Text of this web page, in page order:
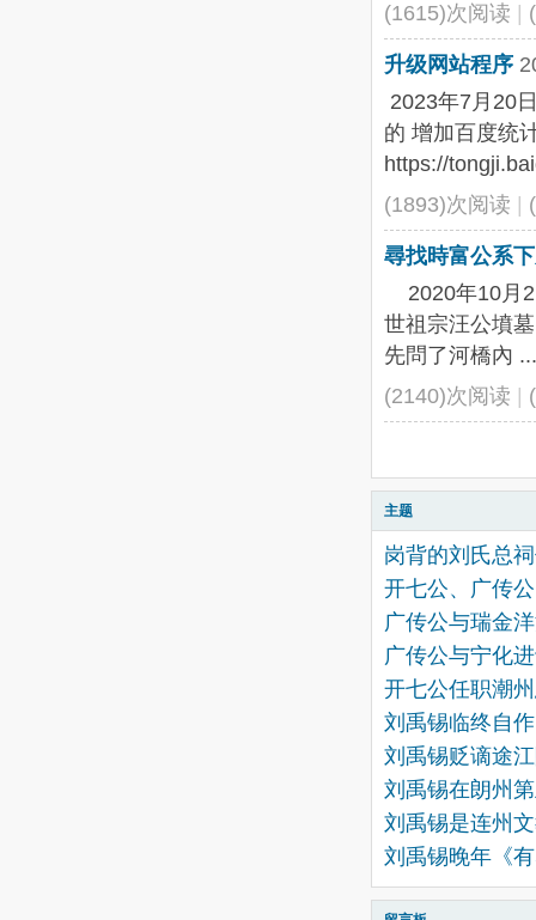
(1615)次阅读
升级网站程序
2023年7月20
的 增加百度统
https://
(1893)次阅读
尋找時富公系
2020年10月
世祖宗汪公墳
先問了河橋內 ...
(2140)次阅读
主题
岗背的刘氏总
开七公、广传
广传公与瑞金
广传公与宁化
开七公任职潮
刘禹锡临终自
刘禹锡贬谪途
刘禹锡在朗州
刘禹锡是连州
刘禹锡晚年《